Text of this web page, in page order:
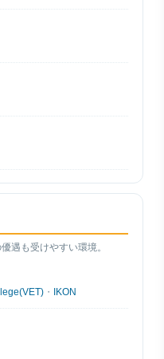
遇も受けやすい環境。
・ IKON